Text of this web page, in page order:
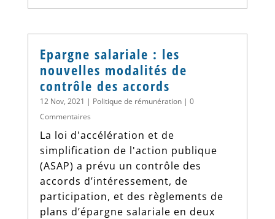
Epargne salariale : les
nouvelles modalités de
contrôle des accords
12 Nov, 2021 | Politique de rémunération| 0
Commentaires
La loi d'accélération et de
simplification de l'action publique
(ASAP) a prévu un contrôle des
accords d’intéressement, de
participation, et des règlements de
plans d’épargne salariale en deux